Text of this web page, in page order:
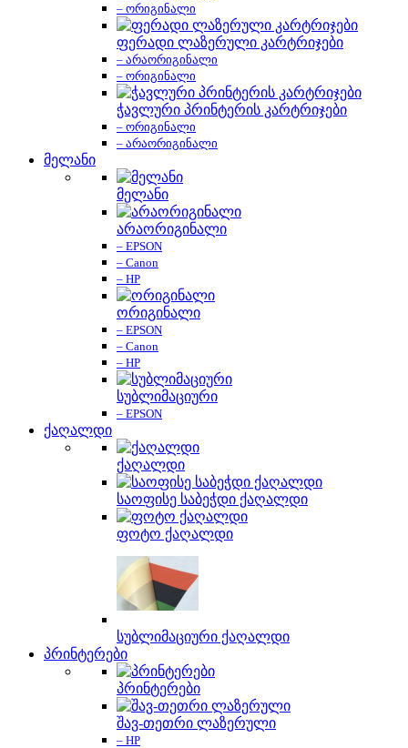
– ორიგინალი
ფერადი ლაზერული კარტრიჯები
– არაორიგინალი
– ორიგინალი
ჭავლური პრინტერის კარტრიჯები
– ორიგინალი
– არაორიგინალი
მელანი
მელანი
არაორიგინალი
– EPSON
– Canon
– HP
ორიგინალი
– EPSON
– Canon
– HP
სუბლიმაციური
– EPSON
ქაღალდი
ქაღალდი
საოფისე საბეჭდი ქაღალდი
ფოტო ქაღალდი
სუბლიმაციური ქაღალდი
პრინტერები
პრინტერები
შავ-თეთრი ლაზერული
– HP